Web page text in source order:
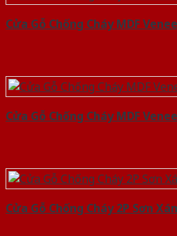
Cửa Gỗ Chống Cháy MDF
Cửa Gỗ Chống Cháy MDF
Cửa Gỗ Chống Cháy 2P Sơn